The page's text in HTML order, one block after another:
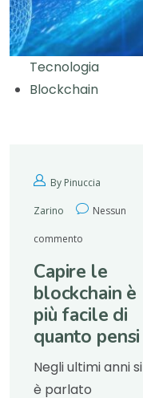
Tecnologia
Blockchain
By Pinuccia
Zarino Nessun
commento
Capire le
blockchain è
più facile di
quanto pensi
Negli ultimi anni si
è parlato